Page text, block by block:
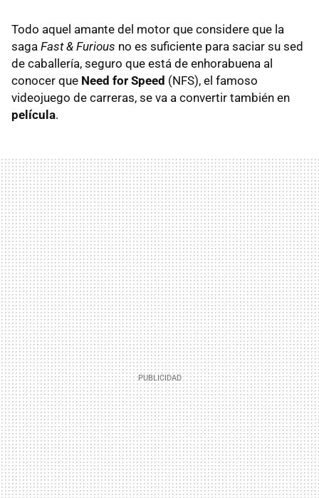
Todo aquel amante del motor que considere que la
saga Fast & Furious no es suficiente para saciar su sed
de caballería, seguro que está de enhorabuena al
conocer que Need for Speed (NFS), el famoso
videojuego de carreras, se va a convertir también en
película.